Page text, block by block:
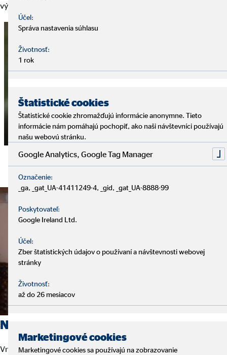
výhodách a nevýhodách stavebného sporenia?
Naši klienti sú v centre záujmu
Vnímame a rešpektujeme originalitu snov, cieľov a očakávaní
Účel:
Správa nastavenia súhlasu
Životnosť:
1 rok
Štatistické cookies
Štatistické cookie zhromažďujú informácie anonymne. Tieto
informácie nám pomáhajú pochopiť, ako naši návštevníci používajú
našu webovú stránku.
Google Analytics, Google Tag Manager
Označenie:
_ga, _gat_UA-41411249-4, _gid, _gat_UA-8888-99
Poskytovateľ:
Google Ireland Ltd.
Účel:
Zber štatistických údajov o používaní a návštevnosti webovej
stránky
Životnosť:
až do 26 mesiacov
Marketingové cookies
Marketingové cookies sa používajú na zobrazovanie